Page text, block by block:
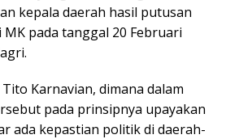
kepala daerah hasil putusan
MK pada tanggal 20 Februari
Karnavian, dimana dalam
pada prinsipnya upayakan
ada kepastian politik di daerah-